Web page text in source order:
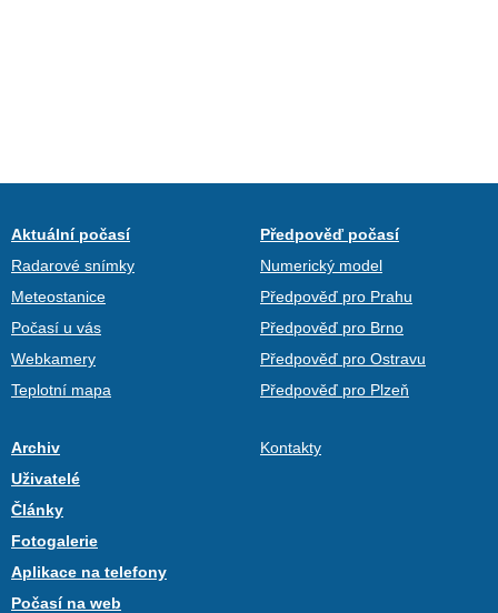
Aktuální počasí
Radarové snímky
Meteostanice
Počasí u vás
Webkamery
Teplotní mapa
Předpověď počasí
Numerický model
Předpověď pro Prahu
Předpověď pro Brno
Předpověď pro Ostravu
Předpověď pro Plzeň
Archiv
Uživatelé
Články
Fotogalerie
Aplikace na telefony
Počasí na web
Kontakty